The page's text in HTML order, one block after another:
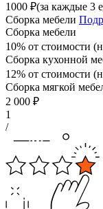
1000 ₽(за каждые 3
Сборка мебели
Сборка мебели
10% от стоимости
Сборка кухонной
12% от стоимости
Сборка мягкой
2 000 ₽
1
/